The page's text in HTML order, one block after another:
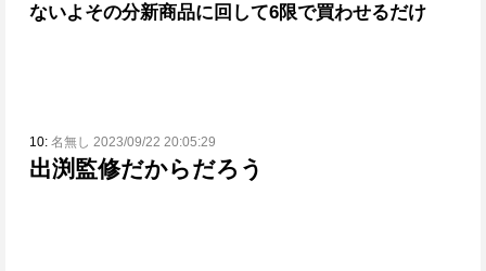
ないよその分新商品に回して6限で買わせるだけ
10: 名無し 2023/09/22 20:05:29
出渕監修だからだろう